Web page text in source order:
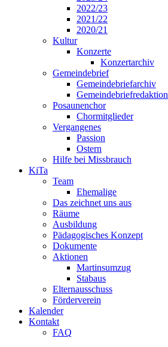
2022/23
2021/22
2020/21
Kultur
Konzerte
Konzertarchiv
Gemeindebrief
Gemeindebriefarchiv
Gemeindebriefredaktion
Posaunenchor
Chormitglieder
Vergangenes
Passion
Ostern
Hilfe bei Missbrauch
KiTa
Team
Ehemalige
Das zeichnet uns aus
Räume
Ausbildung
Pädagogisches Konzept
Dokumente
Aktionen
Martinsumzug
Stabaus
Elternausschuss
Förderverein
Kalender
Kontakt
FAQ